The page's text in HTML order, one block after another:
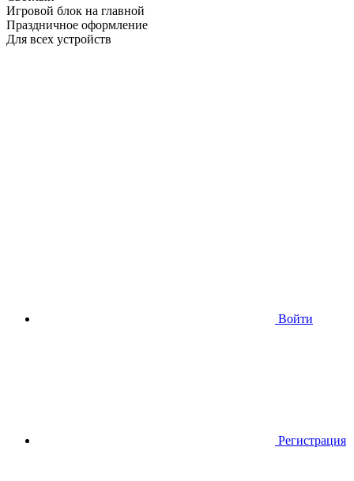
Игровой блок на главной
Праздничное оформление
Для всех устройств
Войти
Регистрация